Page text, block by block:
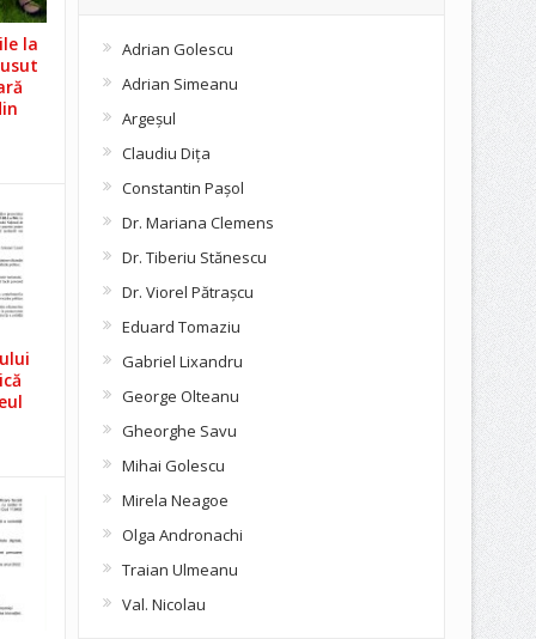
la
Adrian Golescu
Adrian Simeanu
Argeşul
Claudiu Diţa
Constantin Pașol
Dr. Mariana Clemens
Dr. Tiberiu Stănescu
Dr. Viorel Pătraşcu
Eduard Tomaziu
Gabriel Lixandru
George Olteanu
Gheorghe Savu
Mihai Golescu
Mirela Neagoe
Olga Andronachi
Traian Ulmeanu
Val. Nicolau